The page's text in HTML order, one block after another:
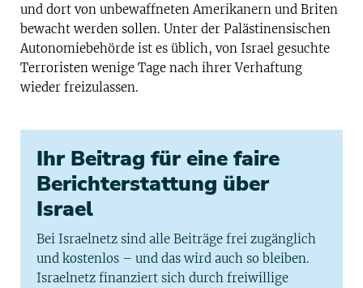
und dort von unbewaffneten Amerikanern und Briten
bewacht werden sollen. Unter der Palästinensischen
Autonomiebehörde ist es üblich, von Israel gesuchte
Terroristen wenige Tage nach ihrer Verhaftung
wieder freizulassen.
Ihr Beitrag für eine faire
Berichterstattung über
Israel
Bei Israelnetz sind alle Beiträge frei zugänglich
und kostenlos – und das wird auch so bleiben.
Israelnetz finanziert sich durch freiwillige